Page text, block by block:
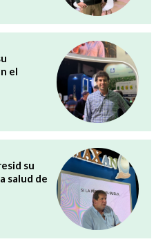
el
su
salud de